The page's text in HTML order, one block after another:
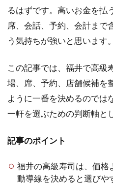
るはずです。高いお金を払
席、会話、予約、会計まで
う気持ちが強いと思います。
この記事では、福井で高級
場、席、予約、店舗候補を
ように一番を決めるのでは
一軒を選ぶための判断軸と
記事のポイント
福井の高級寿司は、価格
動導線を決めると選びや